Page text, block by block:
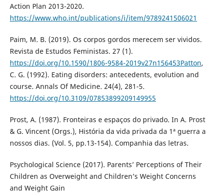
Action Plan 2013-2020.
https://www.who.int/publications/i/item/9789241506021
Paim, M. B. (2019). Os corpos gordos merecem ser vividos.
Revista de Estudos Feministas. 27 (1).
https://doi.org/10.1590/1806-9584-2019v27n156453Patton,
C. G. (1992). Eating disorders: antecedents, evolution and
course. Annals Of Medicine. 24(4), 281-5.
https://doi.org/10.3109/07853899209149955
Prost, A. (1987). Fronteiras e espaços do privado. In A. Prost
& G. Vincent (Orgs.), História da vida privada da 1ª guerra a
nossos dias. (Vol. 5, pp.13-154). Companhia das letras.
Psychological Science (2017). Parents’ Perceptions of Their
Children as Overweight and Children’s Weight Concerns
and Weight Gain